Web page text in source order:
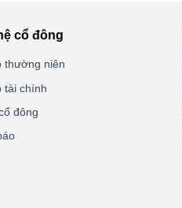
cổ đông
thường niên
tài chính
đông